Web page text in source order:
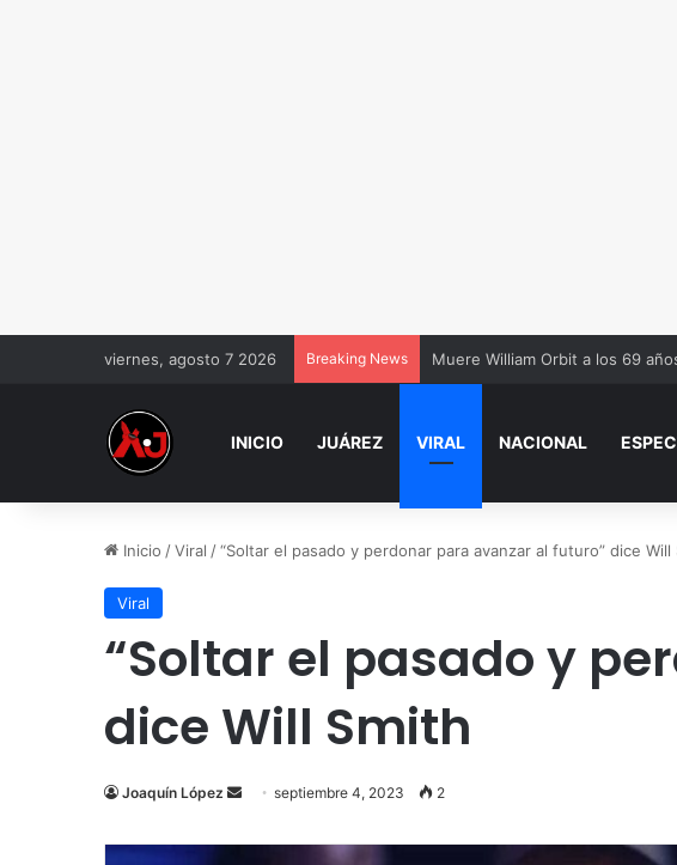
viernes, agosto 7 2026 Breaking News Muere William Orbit a los 69
INICIO JUÁREZ VIRAL NACIONAL
Inicio /Viral /“Soltar el pasado y perdonar para avanzar al futuro” dice Will
Viral
“Soltar el pasado y
dice Will Smith
Joaquín López
Send
email
septiembre 4, 2023 2